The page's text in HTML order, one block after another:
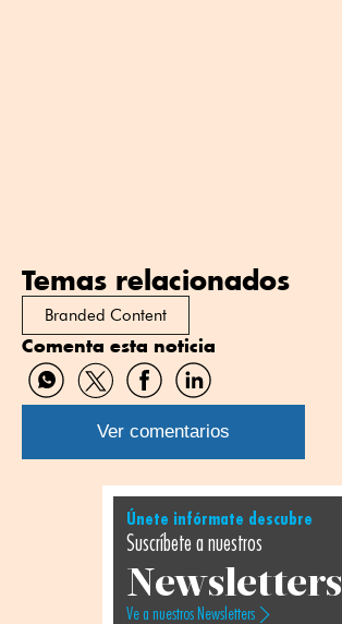
Temas relacionados
Branded Content
Comenta esta noticia
Compartir
por
WhatsApp
Compartir
por
Twitter
Compartir
por
Facebook
Compartir
por
Linkedin
Ver comentarios
Únete infórmate descubre
Suscríbete a nuestros
Newsletters
Ve a nuestros Newsletters